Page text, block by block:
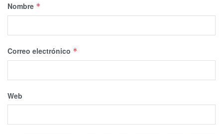
Nombre *
Correo electrónico *
Web